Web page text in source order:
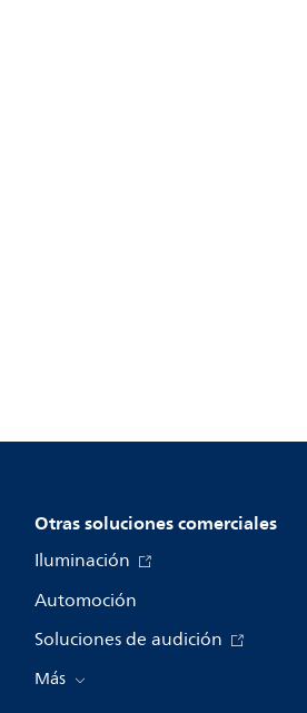
Otras soluciones comerciales
Iluminación
Automoción
Soluciones de audición
Más